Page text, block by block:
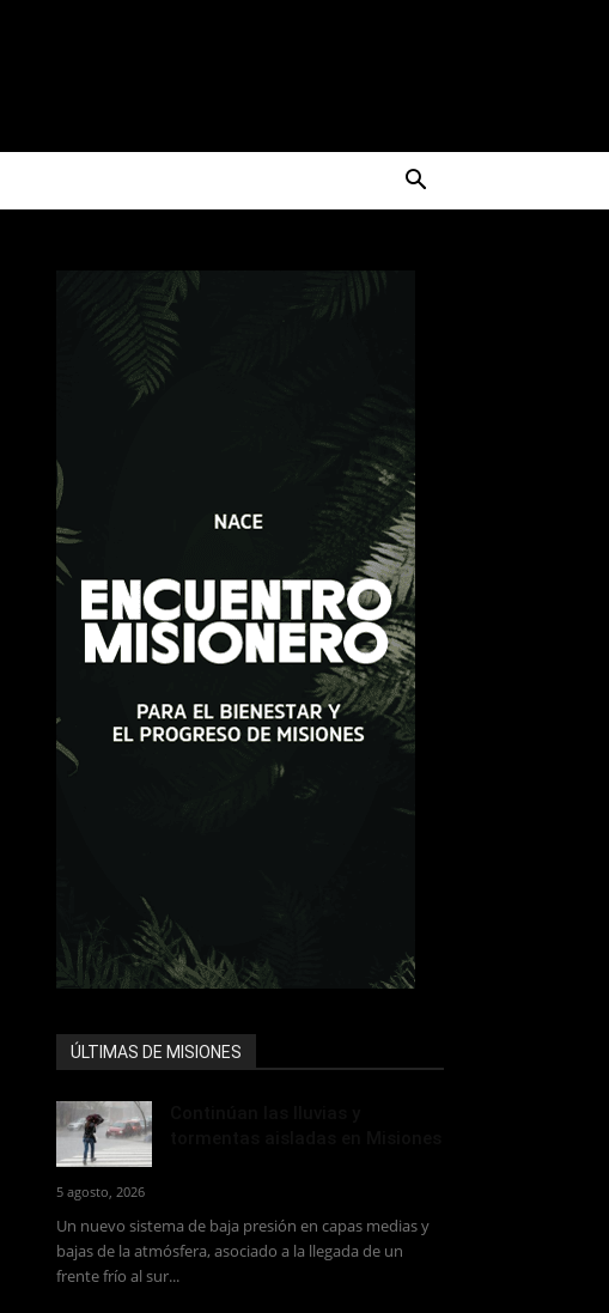
ÚLTIMAS DE MISIONES
5 agosto, 2026
Un nuevo sistema de baja presión en capas medias y
bajas de la atmósfera, asociado a la llegada de un
frente frío al sur...